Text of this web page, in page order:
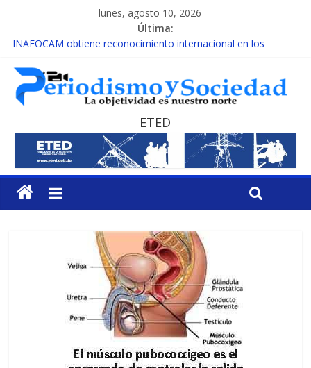
lunes, agosto 10, 2026
Última:
INAFOCAM obtiene reconocimiento internacional en los
15 de febrero de cada año es Día Nacional de la lucha contra el
cáncer infantil
EL ENFOQUE UNILATERAL DE LA COALICIÓN
MESCyT y Universidad Albizu apoyarán rehabilitación de
reclusos
MESCyT presenta calendario de Consulta Nacional por la
Educación
ETED